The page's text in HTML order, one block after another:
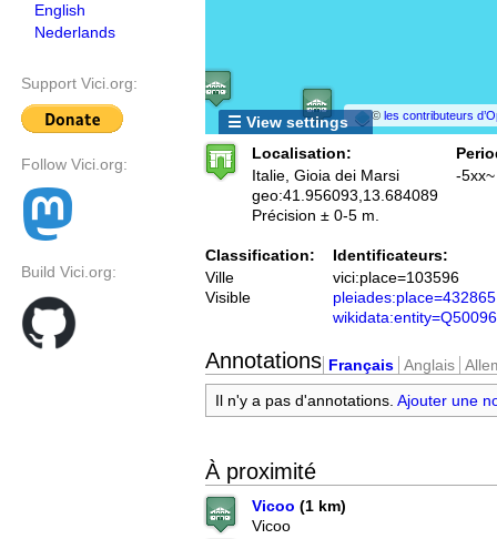
English
Nederlands
Support Vici.org:
Follow Vici.org:
Build Vici.org:
©les contributeurs
☰ View settings
Localisation:
Italie, Gioia dei Marsi
geo:41.956093,13.684089
Précision ± 0-5 m.
-
Classification:
Ville
Visible
Identificateurs:
vici:place=103596
pleiades:place=432865
wikidata:entity=Q50096
Annotations Français Anglais
Il n'y a pas d'annotations. Ajouter une
À proximité
Vicoo (1 km)
Vicoo